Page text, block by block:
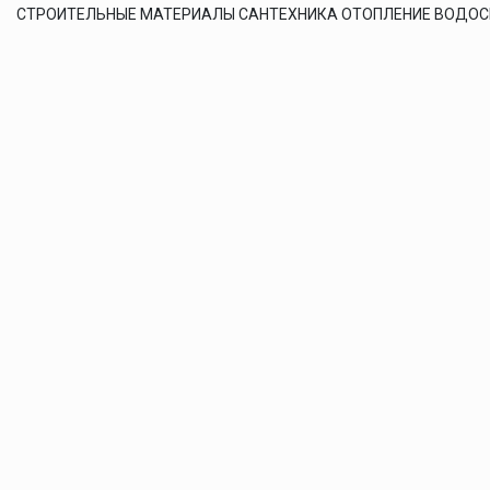
СТРОИТЕЛЬНЫЕ МАТЕРИАЛЫ САНТЕХНИКА ОТОПЛЕНИЕ